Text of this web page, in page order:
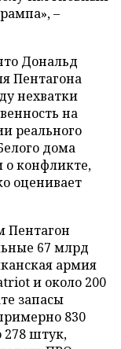
–
Дональд
Пентагона
нехватки
на
реального
дома
о конфликте,
оценивает
Пентагон
67 млрд
армия
и около 200
запасы
830
278 штук,